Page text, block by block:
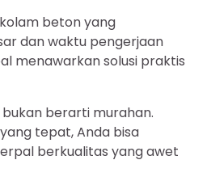
beton yang
dan waktu pengerjaan
menawarkan solusi praktis
bukan berarti murahan.
tepat, Anda bisa
berkualitas yang awet